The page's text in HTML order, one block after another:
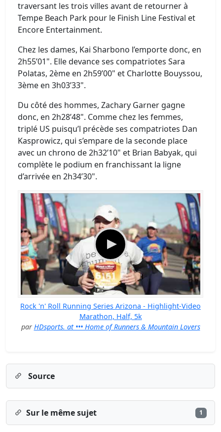
traversant les trois villes avant de retourner à
Tempe Beach Park pour le Finish Line Festival et
Encore Entertainment.
Chez les dames, Kai Sharbono l’emporte donc, en
2h55’01". Elle devance ses compatriotes Sara
Polatas, 2ème en 2h59’00" et Charlotte Bouyssou,
3ème en 3h03’33".
Du côté des hommes, Zachary Garner gagne
donc, en 2h28’48". Comme chez les femmes,
triplé US puisqu’l précède ses compatriotes Dan
Kasprowicz, qui s’empare de la seconde place
avec un chrono de 2h32’10" et Brian Babyak, qui
complète le podium en franchissant la ligne
d’arrivée en 2h34’30".
Rock 'n' Roll Running Series Arizona - Highlight-Video
Marathon, Half, 5k
par HDsports. at ••• Home of Runners & Mountain Lovers
Source
Sur le même sujet 1